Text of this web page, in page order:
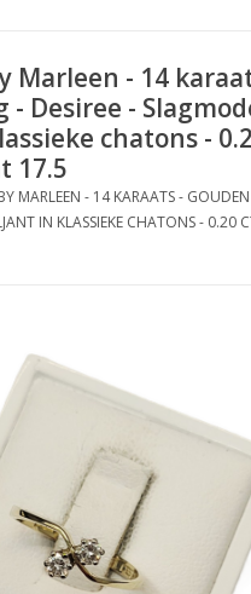
Marleen - 14
- Desiree -
chatons -
17.5
MARLEEN - 14 KARAATS - GOUDEN
IN KLASSIEKE CHATONS - 0.20